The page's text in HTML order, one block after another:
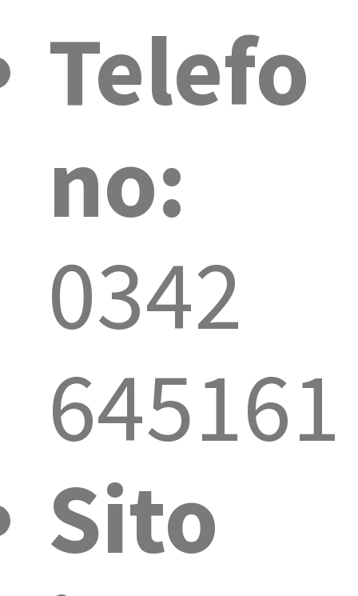
Telefo
no:
0342
645161
Sito